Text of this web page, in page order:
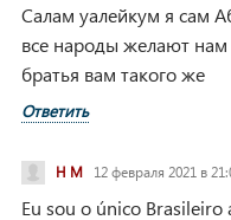
Салам уалейкум я сам
все народы желают нам
братья вам такого же
Ответить
H M 12 февраля 2021 в
Eu sou o único Brasileiro